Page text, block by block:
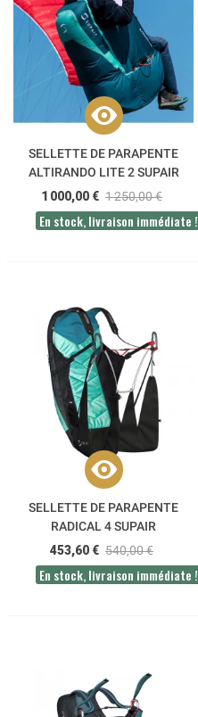
SELLETTE DE PARAPENTE
ALTIRANDO LITE 2 SUPAIR
1 000,00 € 1 250,00 €
En stock, livraison immédiate !
SELLETTE DE PARAPENTE
RADICAL 4 SUPAIR
453,60 € 540,00 €
En stock, livraison immédiate !